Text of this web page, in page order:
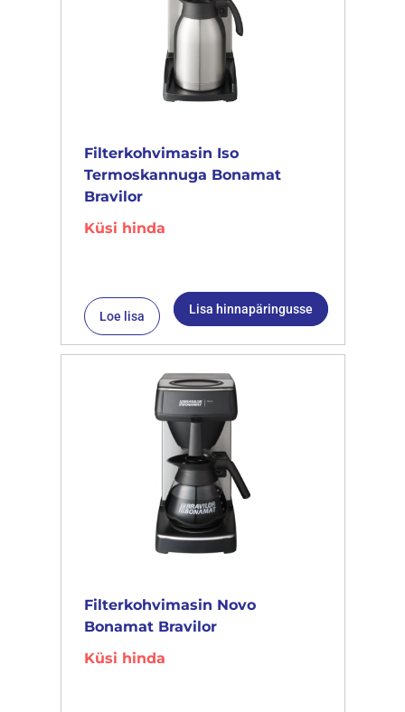
Filterkohvimasin Iso
Termoskannuga Bonamat
Bravilor
Küsi hinda
Loe lisa Lisa hinnapäringusse
Filterkohvimasin Novo
Bonamat Bravilor
Küsi hinda